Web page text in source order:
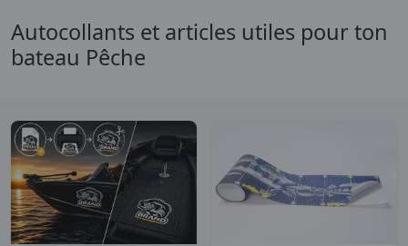
Autocollants et articles utiles pour ton
bateau Pêche